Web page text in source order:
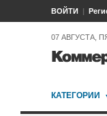
ВОЙТИ
07 АВГУСТА,
КАТЕГОРИИ